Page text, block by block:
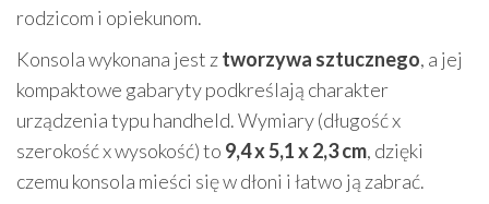
rodzicom i opiekunom.
Konsola wykonana jest ztworzywa sztucznego, a jej
kompaktowe gabaryty podkreślają charakter
urządzenia typu handheld. Wymiary (długość x
szerokość x wysokość) to 9,4 x 5,1 x 2,3 cm, dzięki
czemu konsola mieści się w dłoni i łatwo ją zabrać.